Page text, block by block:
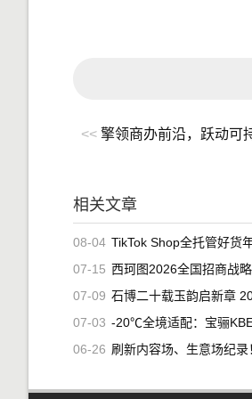
<< 擎领商办前沿，跃动可
相关文章
08-04 TikTok Shop全托管好货年中
07-15 西珂图2026全国招商战
07-09 石博二十载玉韵启新章 2026 昆明
07-03 -20℃全境适配：宝骊KBE-
06-26 刷新内容场、生意场纪录！